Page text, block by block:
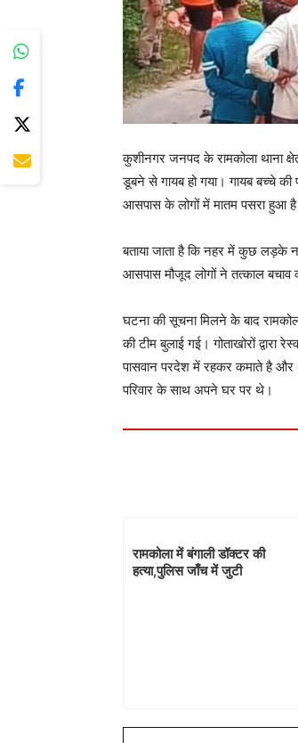
कुशीनगर जनपद के रामकोला थाना
डूबने से गायब हो गया। गायब बच्चे
आसपास के लोगों में मातम पसरा हुआ
बताया जाता है कि नहर में कुछ लड़के
आसपास मौजूद लोगों ने तत्काल बचाव
घटना की सूचना मिलने के बाद
की टीम बुलाई गई। गोताखोरों द्वारा
पासवान परदेश में रहकर कमाते है और
परिवार के साथ अपने घर पर थे।
रामकोला में बंगाली डॉक्टर की
हत्या,पुलिस जाँच में जुटी